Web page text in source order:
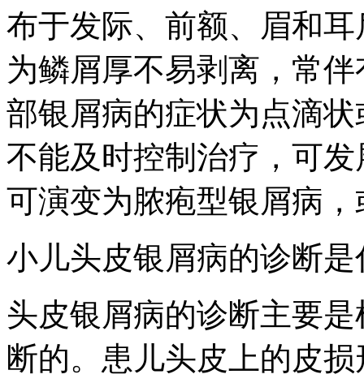
布于发际、前额、眉和
为鳞屑厚不易剥离，常
部银屑病的症状为点滴
不能及时控制治疗，可
可演变为脓疱型银屑病
小儿头皮银屑病的诊断是
头皮银屑病的诊断主要
断的。患儿头皮上的皮